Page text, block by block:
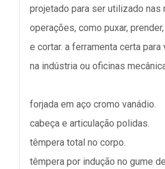
projetado para ser utilizado nas
operações, como puxar,
e cortar. a ferramenta certa para
na indústria ou oficinas
forjada em aço cromo vanádio.
cabeça e articulação polidas.
têmpera total no corpo.
têmpera por indução no gume